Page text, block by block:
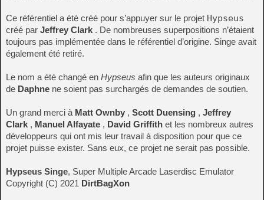
Ce référentiel a été créé pour s’appuyer sur le projet Hypseus
créé par Jeffrey Clark . De nombreuses superpositions n’étaient
toujours pas implémentée dans le référentiel d’origine. Singe avait
également été retiré.
Le nom a été changé en Hypseus afin que les auteurs originaux
de Daphne ne soient pas surchargés de demandes de soutien.
Un grand merci à Matt Ownby , Scott Duensing , Jeffrey
Clark , Manuel Alfayate , David Griffith et les nombreux autres
développeurs qui ont mis leur travail à disposition pour que ce
projet puisse exister. Sans eux, ce projet ne serait pas possible.
Hypseus Singe, Super Multiple Arcade Laserdisc Emulator
Copyright (C) 2021 DirtBagXon